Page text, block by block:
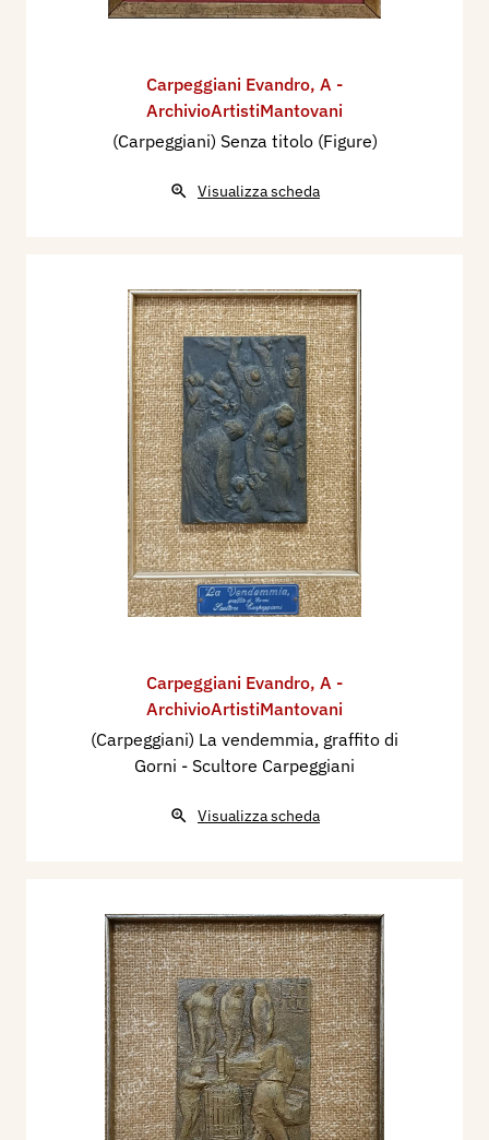
Carpeggiani Evandro, A -
ArchivioArtistiMantovani
(Carpeggiani) Senza titolo (Figure)
Visualizza scheda
Carpeggiani Evandro, A -
ArchivioArtistiMantovani
(Carpeggiani) La vendemmia, graffito di
Gorni - Scultore Carpeggiani
Visualizza scheda